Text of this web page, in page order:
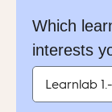
Which
interests